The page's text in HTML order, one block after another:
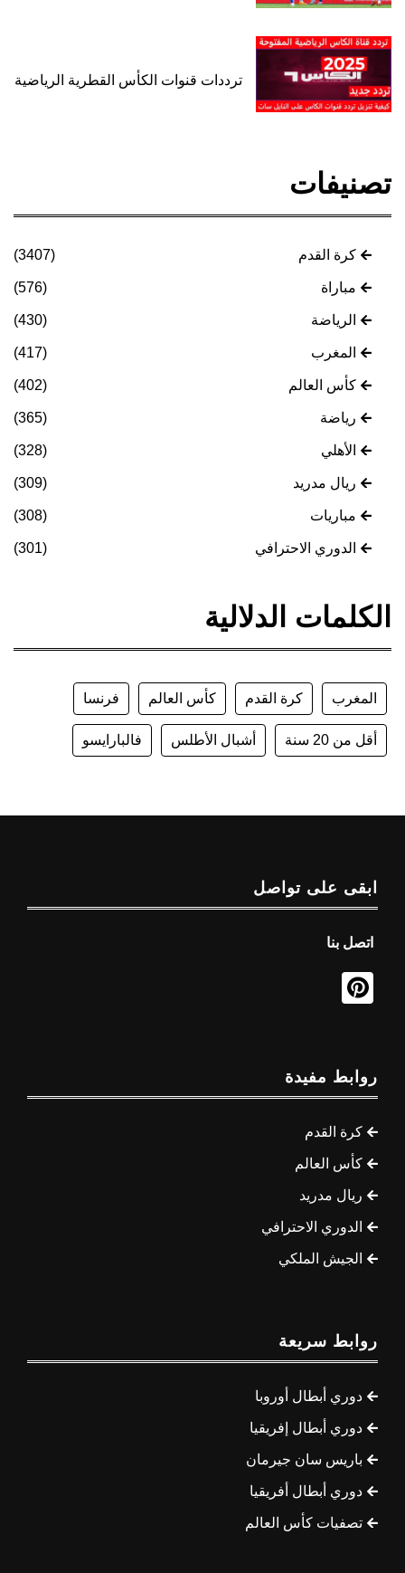
ترددات قنوات الكأس القطرية الرياضية
تصنيفات
كرة القدم (3407)
مباراة (576)
الرياضة (430)
المغرب (417)
كأس العالم (402)
رياضة (365)
الأهلي (328)
ريال مدريد (309)
مباريات (308)
الدوري الاحترافي (301)
الكلمات الدلالية
المغرب كرة القدم كأس العالم فرنسا
أقل من 20 سنة أشبال الأطلس فالبارايسو
ابقى على تواصل
اتصل بنا
روابط مفيدة
كرة القدم
كأس العالم
ريال مدريد
الدوري الاحترافي
الجيش الملكي
روابط سريعة
دوري أبطال أوروبا
دوري أبطال إفريقيا
باريس سان جيرمان
دوري أبطال أفريقيا
تصفيات كأس العالم